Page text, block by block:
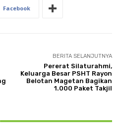
Facebook
BERITA SELANJUTNYA
Pererat Silaturahmi,
Keluarga Besar PSHT Rayon
Belotan Magetan Bagikan
1.000 Paket Takjil